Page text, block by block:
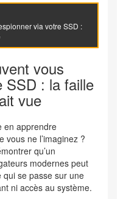
via votre SSD :
vous
SSD : la faille
vue
en apprendre
vous ne l’imaginez ?
qu’un
modernes peut
se passe sur une
ni accès au système.